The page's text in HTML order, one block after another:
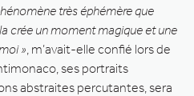
très éphémère que
crée un moment magique et une
» , m’avait-elle confié lors de
ses portraits
abstraites percutantes, sera